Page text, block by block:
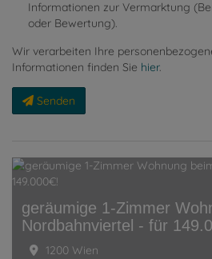
Informationen zur Vermarktung
oder Bewertung).
Wir verarbeiten Ihre
Informationen finden Sie hier.
Senden
geräumige 1-Zimmer
Nordbahnviertel - für
1200 Wien